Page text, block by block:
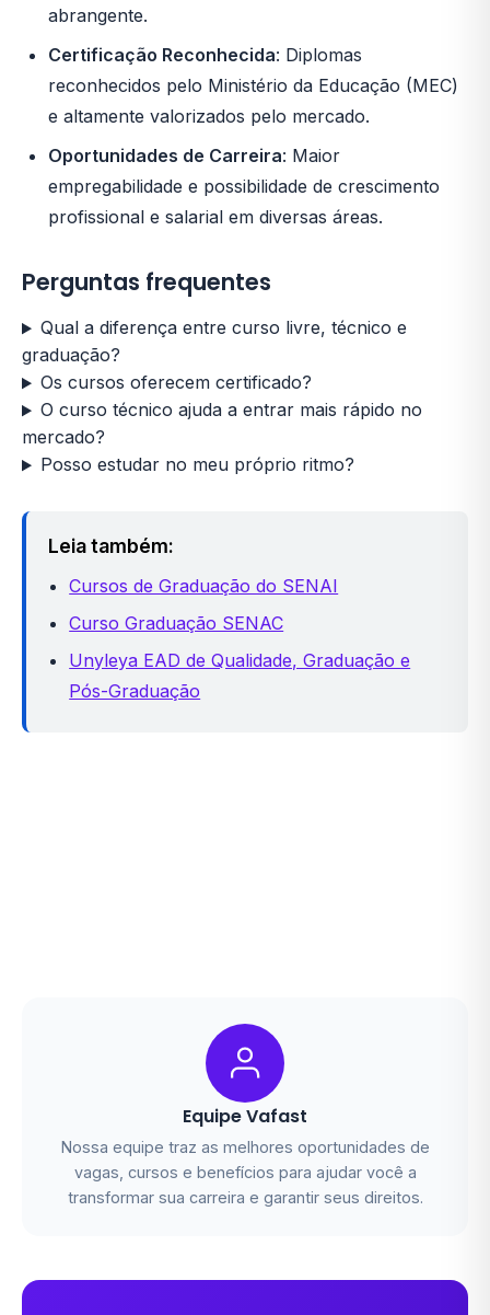
abrangente.
Certificação Reconhecida: Diplomas
reconhecidos pelo Ministério da Educação (MEC)
e altamente valorizados pelo mercado.
Oportunidades de Carreira: Maior
empregabilidade e possibilidade de crescimento
profissional e salarial em diversas áreas.
Perguntas frequentes
Qual a diferença entre curso livre, técnico e
graduação?
Os cursos oferecem certificado?
O curso técnico ajuda a entrar mais rápido no
mercado?
Posso estudar no meu próprio ritmo?
Leia também:
Cursos de Graduação do SENAI
Curso Graduação SENAC
Unyleya EAD de Qualidade, Graduação e
Pós-Graduação
Equipe Vafast
Nossa equipe traz as melhores oportunidades de
vagas, cursos e benefícios para ajudar você a
transformar sua carreira e garantir seus direitos.